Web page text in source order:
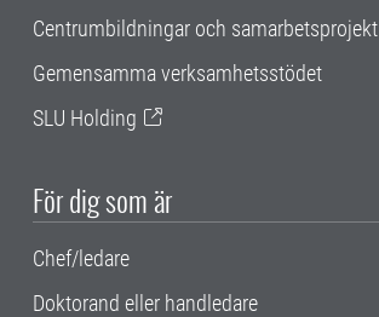
Centrumbildningar och samarbetsprojekt
Gemensamma verksamhetsstödet
SLU Holding
För dig som är
Chef/ledare
Doktorand eller handledare